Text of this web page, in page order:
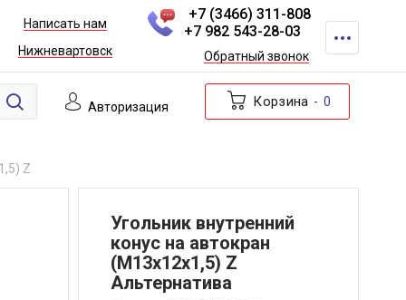
Написать нам
Нижневартовск
+7 (3466) 311-808
+7 982 543-28-03
Обратный звонок
Авторизация Корзина 0
Z
Угольник внутренний
конус на автокран
(М13х12х1,5) Z
Альтернатива